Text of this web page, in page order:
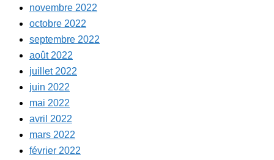
novembre 2022
octobre 2022
septembre 2022
août 2022
juillet 2022
juin 2022
mai 2022
avril 2022
mars 2022
février 2022